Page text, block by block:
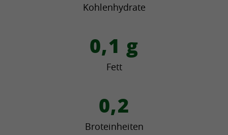
Kohlenhydrate
0,1 g
Fett
0,2
Broteinheiten